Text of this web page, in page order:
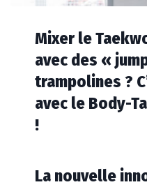
Mixer le
avec des «
trampolines ?
avec le Body-
!
La nouvelle